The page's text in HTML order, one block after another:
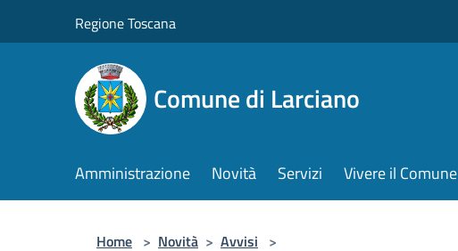
Regione Toscana
Comune di Larciano
Amministrazione Novità Servizi Vivere il Comune
Home > Novità > Avvisi >